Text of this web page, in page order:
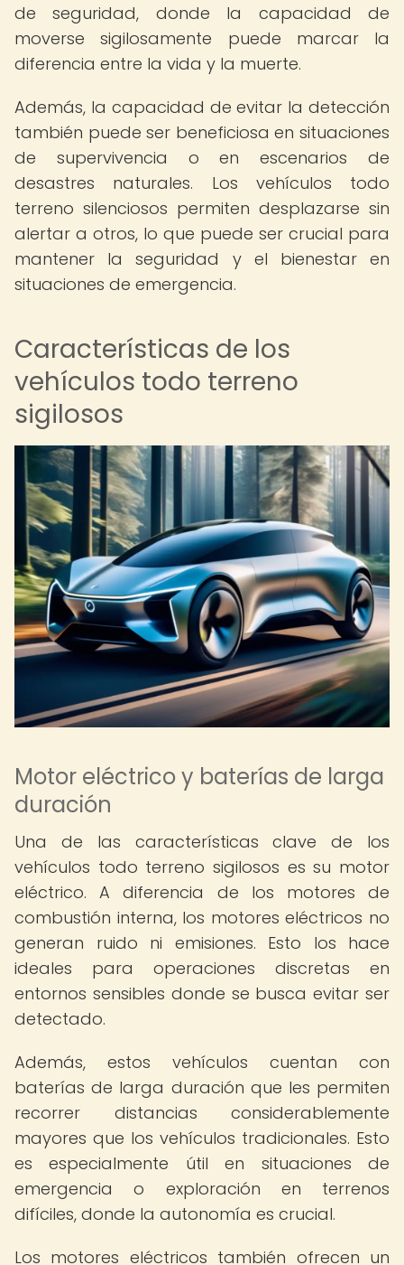
de seguridad, donde la capacidad de
moverse sigilosamente puede marcar la
diferencia entre la vida y la muerte.
Además, la capacidad de evitar la detección
también puede ser beneficiosa en situaciones
de supervivencia o en escenarios de
desastres naturales. Los vehículos todo
terreno silenciosos permiten desplazarse sin
alertar a otros, lo que puede ser crucial para
mantener la seguridad y el bienestar en
situaciones de emergencia.
Características de los
vehículos todo terreno
sigilosos
Motor eléctrico y baterías de larga
duración
Una de las características clave de los
vehículos todo terreno sigilosos es su motor
eléctrico. A diferencia de los motores de
combustión interna, los motores eléctricos no
generan ruido ni emisiones. Esto los hace
ideales para operaciones discretas en
entornos sensibles donde se busca evitar ser
detectado.
Además, estos vehículos cuentan con
baterías de larga duración que les permiten
recorrer distancias considerablemente
mayores que los vehículos tradicionales. Esto
es especialmente útil en situaciones de
emergencia o exploración en terrenos
difíciles, donde la autonomía es crucial.
Los motores eléctricos también ofrecen un